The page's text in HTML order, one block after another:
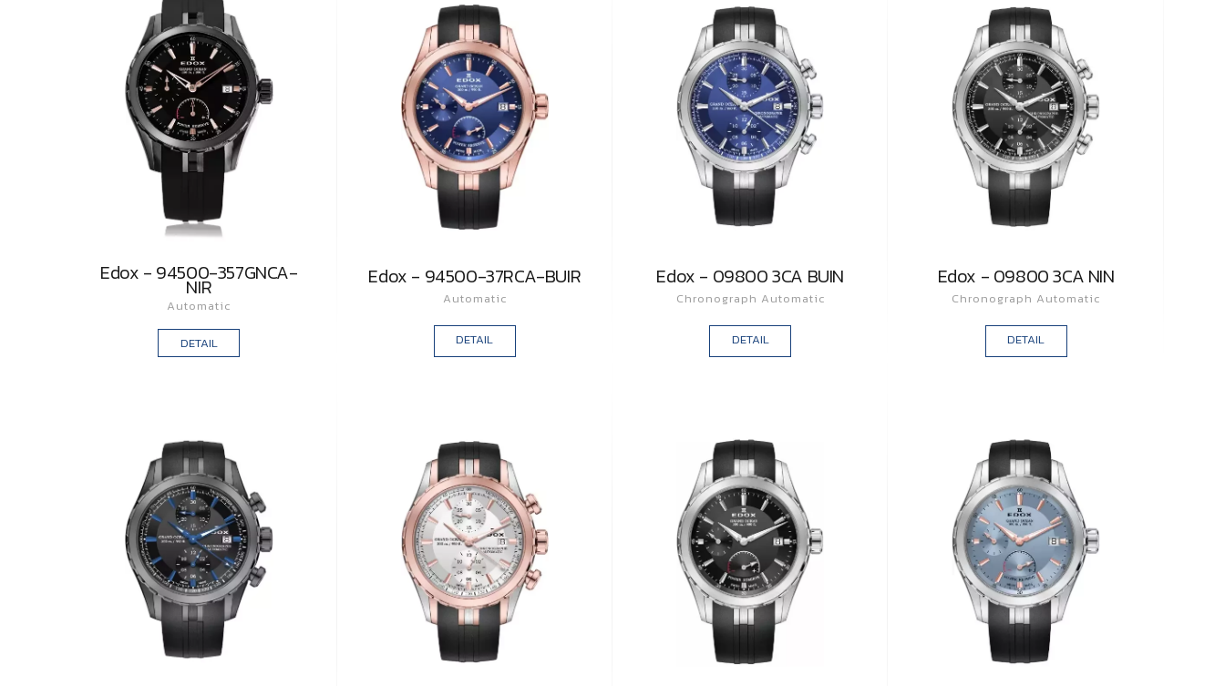
Edox - 94500-357GNCA-
NIR
Automatic
DETAIL
Edox - 94500-37RCA-BUIR
Automatic
DETAIL
Edox - 09800 3CA BUIN
Chronograph Automatic
DETAIL
Edox - 09800 3CA NIN
Chronograph Automatic
DETAIL